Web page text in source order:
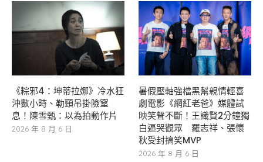
《粽邪4：坤蒂拉娜》冷水狂
沖數小時、勒頸吊掛險窒
息！陳雪甄：以為拍動作片
2026 年 8 月 6 日
暑假壓軸強檔黑幫親情輕喜
劇電影《網紅老爸》媒體試
映笑聲不斷！王識賢2分鐘獨
白逼哭觀眾 羅志祥、張懷
秋受封搞笑MVP
2026 年 8 月 6 日